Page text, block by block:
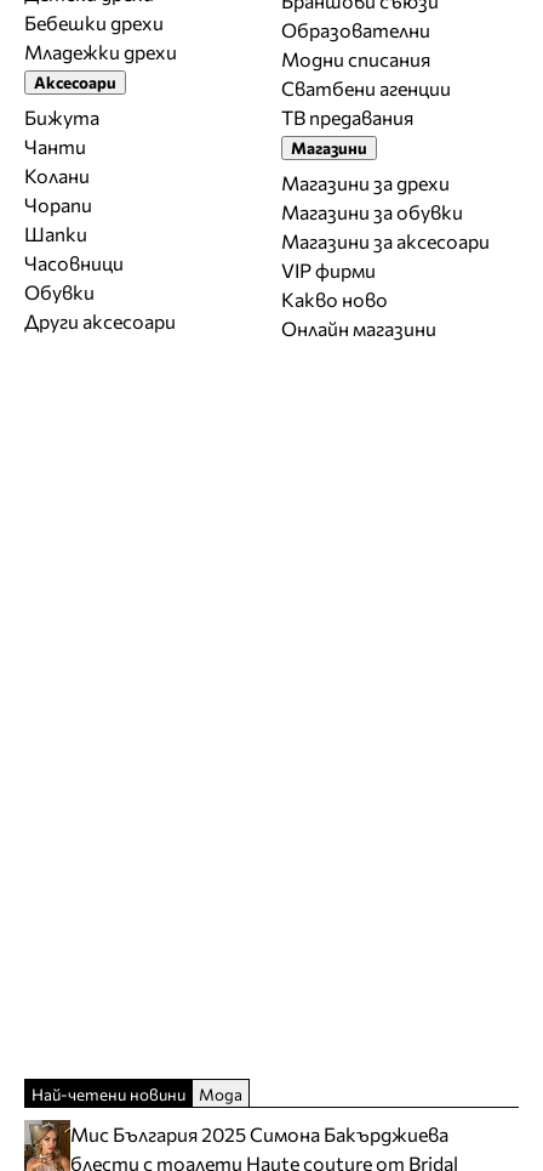
Бебешки дрехи
Младежки дрехи
Аксесоари
Бижута
Чанти
Колани
Чорапи
Шапки
Часовници
Обувки
Други аксесоари
Образователни
Модни списания
Сватбени агенции
ТВ предавания
Магазини
Магазини за дрехи
Магазини за обувки
Магазини за aксесоари
VIP фирми
Какво ново
Онлайн магазини
Най-четени новини Мода
Мис България 2025 Симона Бакърджиева
блести с тоалети Haute couture от Bridal